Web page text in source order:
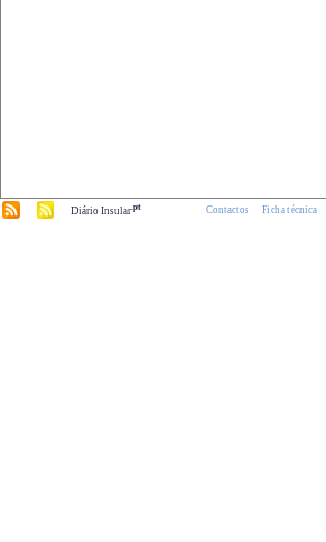
Diário Insular.pt Contactos Ficha técnica